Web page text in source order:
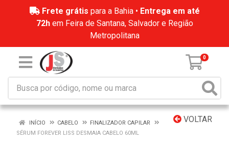
Frete grátis para a Bahia • Entrega em até
72hem Feira de Santana, Salvador e Região
Metropolitana
0
VOLTAR
INÍCIO CABELO
FINALIZADOR CAPILAR
SÉRUM FOREVER LISS DESMAIA CABELO 60ML